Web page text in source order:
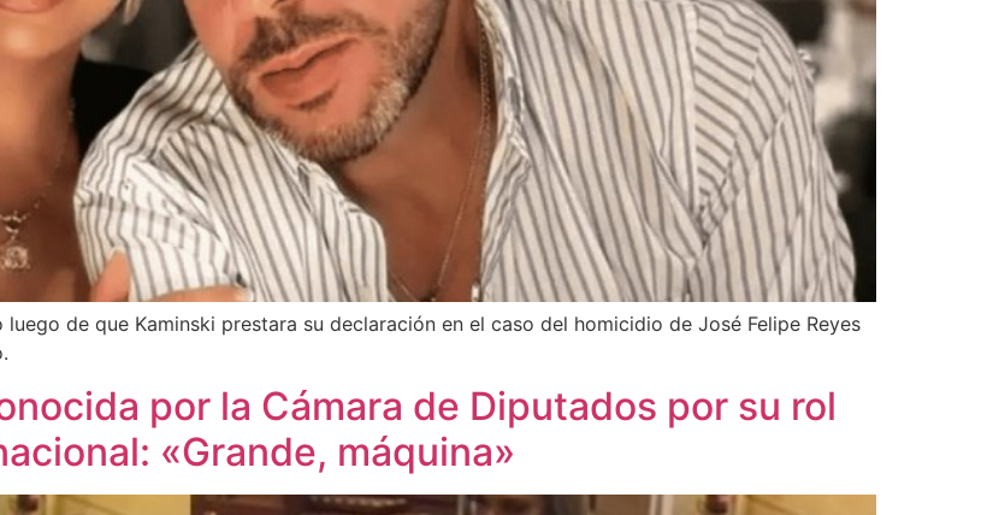
de que Kaminski prestara su declaración en el caso del homicidio de José Felipe Reyes
por la Cámara de Diputados por su rol
«Grande, máquina»